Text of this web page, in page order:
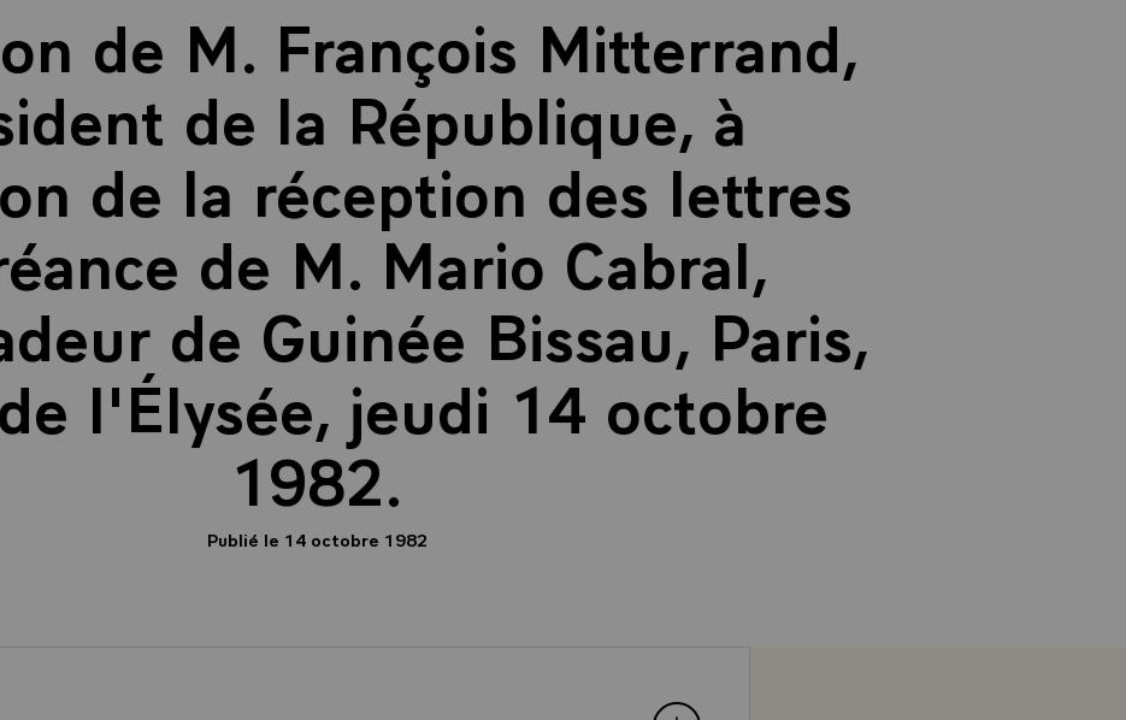
de M. François Mitterrand,
de la République, à
de la réception des lettres
de M. Mario Cabral,
de Guinée Bissau, Paris,
l'Élysée, jeudi 14 octobre
1982.
Publié le 14 octobre 1982